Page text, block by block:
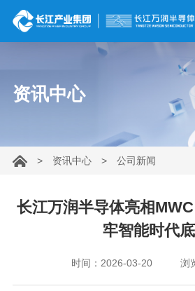
产品中心
服务支持
资讯中心
资讯中心
> 资讯中心> 公司新闻
长江万润半导体亮相
牢智能时代
时间：2026-03-20 浏